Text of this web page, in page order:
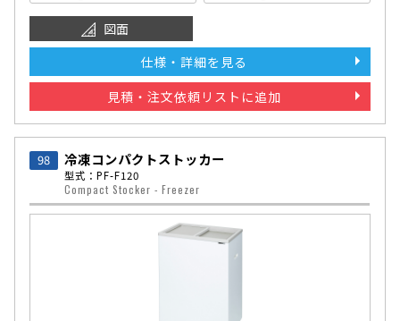
図面
仕様・詳細を見る
見積・注文依頼リストに追加
98 冷凍コンパクトストッカー
型式：PF-F120
Compact Stocker - Freezer